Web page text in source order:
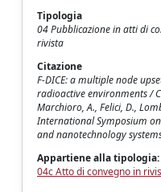
Tipologia
04 Pubblicazione in atti di
rivista
Citazione
F-DICE: a multiple node
radioactive environments /
Marchioro, A., Felici, D.,
International Symposium
and nanotechnology
Appartiene alla tipologia:
04c Atto di convegno in